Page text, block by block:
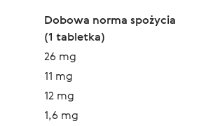
Dobowa norma spożycia
(1 tabletka)
26 mg
11 mg
12 mg
1,6 mg